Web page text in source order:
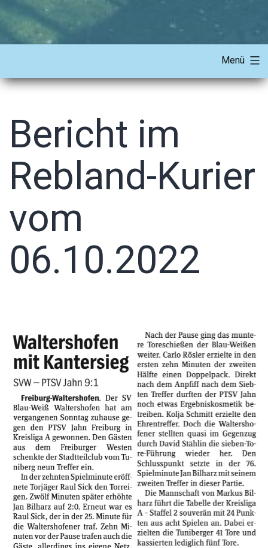
Menü
Bericht im
Rebland-Kurier
vom
06.10.2022